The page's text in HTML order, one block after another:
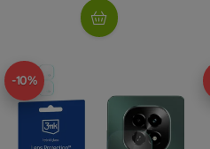
-10%